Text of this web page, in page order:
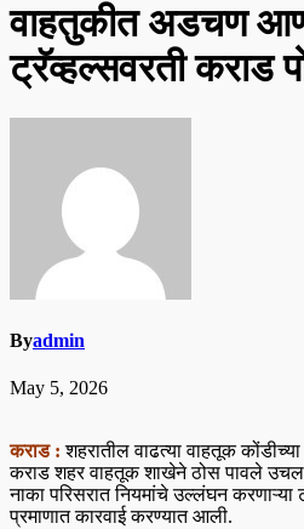
वाहतुकीत अडचण
ट्रॅव्हल्सवरती कराड
Byadmin
May 5, 2026
कराड : शहरातील वाढत्या वाहतूक
कराड शहर वाहतूक शाखेने ठोस पावले
नाका परिसरात नियमांचे उल्लंघन करणाऱ्या
प्रमाणात कारवाई करण्यात आली.